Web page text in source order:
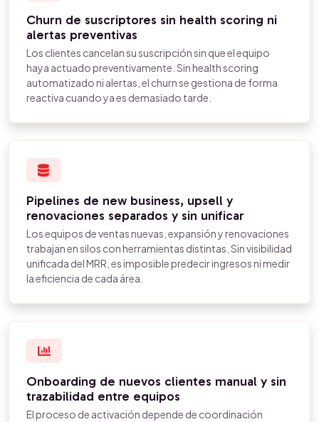
Churn de suscriptores sin health scoring ni
alertas preventivas
Los clientes cancelan su suscripción sin que el equipo
haya actuado preventivamente. Sin health scoring
automatizado ni alertas, el churn se gestiona de forma
reactiva cuando ya es demasiado tarde.
Pipelines de new business, upsell y
renovaciones separados y sin unificar
Los equipos de ventas nuevas, expansión y renovaciones
trabajan en silos con herramientas distintas. Sin visibilidad
unificada del MRR, es imposible predecir ingresos ni medir
la eficiencia de cada área.
Onboarding de nuevos clientes manual y sin
trazabilidad entre equipos
El proceso de activación depende de coordinación